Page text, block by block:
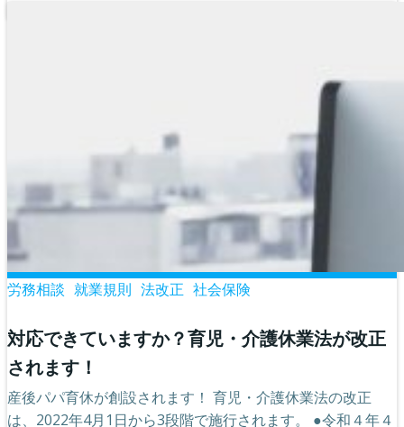
労務相談 就業規則 法改正 社会保険
対応できていますか？育児・介護休業法が改正
されます！
産後パパ育休が創設されます！ 育児・介護休業法の改正
は、2022年4月1日から3段階で施行されます。 ●令和４年４